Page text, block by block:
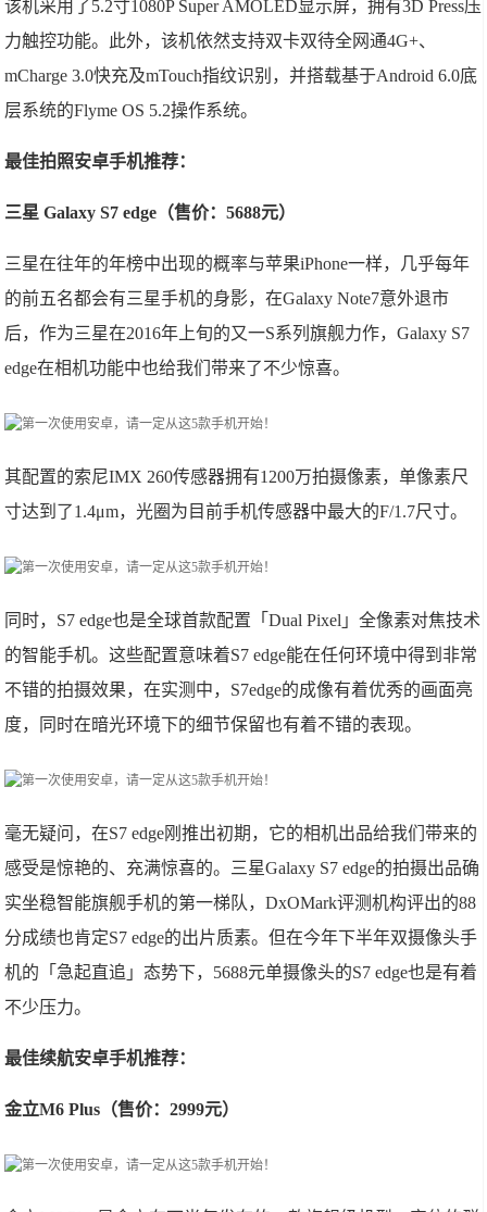
该机采用了5.2寸1080P Super AMOLED显示屏，拥有3D Press压
力触控功能。此外，该机依然支持双卡双待全网通4G+、
mCharge 3.0快充及mTouch指纹识别，并搭载基于Android 6.0底
层系统的Flyme OS 5.2操作系统。
最佳拍照安卓手机推荐：
三星 Galaxy S7 edge（售价：5688元）
三星在往年的年榜中出现的概率与苹果iPhone一样，几乎每年
的前五名都会有三星手机的身影，在Galaxy Note7意外退市
后，作为三星在2016年上旬的又一S系列旗舰力作，Galaxy S7
edge在相机功能中也给我们带来了不少惊喜。
其配置的索尼IMX 260传感器拥有1200万拍摄像素，单像素尺
寸达到了1.4μm，光圈为目前手机传感器中最大的F/1.7尺寸。
同时，S7 edge也是全球首款配置「Dual Pixel」全像素对焦技术
的智能手机。这些配置意味着S7 edge能在任何环境中得到非常
不错的拍摄效果，在实测中，S7edge的成像有着优秀的画面亮
度，同时在暗光环境下的细节保留也有着不错的表现。
毫无疑问，在S7 edge刚推出初期，它的相机出品给我们带来的
感受是惊艳的、充满惊喜的。三星Galaxy S7 edge的拍摄出品确
实坐稳智能旗舰手机的第一梯队，DxOMark评测机构评出的88
分成绩也肯定S7 edge的出片质素。但在今年下半年双摄像头手
机的「急起直追」态势下，5688元单摄像头的S7 edge也是有着
不少压力。
最佳续航安卓手机推荐：
金立M6 Plus（售价：2999元）